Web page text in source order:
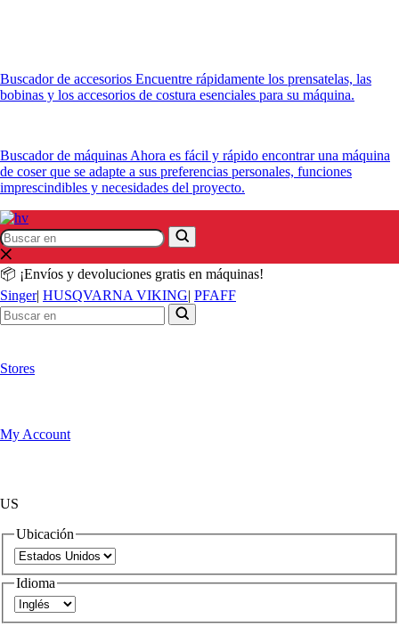
Buscador de accesorios Encuentre rápidamente los prensatelas, las
bobinas y los accesorios de costura esenciales para su máquina.
Buscador de máquinas Ahora es fácil y rápido encontrar una máquina
de coser que se adapte a sus preferencias personales, funciones
imprescindibles y necesidades del proyecto.
Buscar
en
Buscar
en
📦 ¡Envíos y devoluciones gratis en máquinas!
Singer| HUSQVARNA VIKING| PFAFF
Stores
My Account
US
Ubicación
Idioma